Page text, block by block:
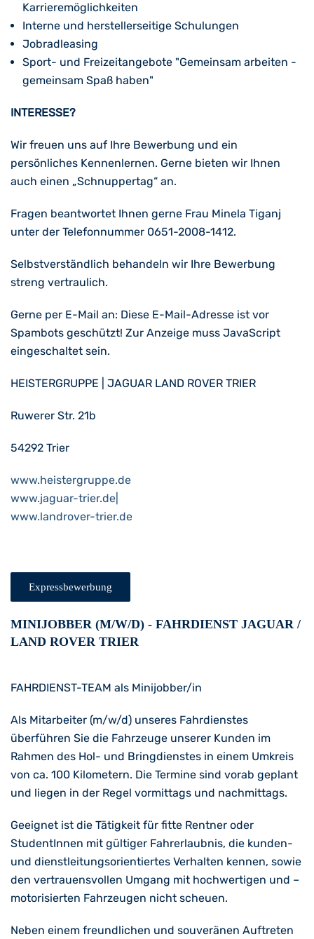
Karrieremöglichkeiten
Interne und herstellerseitige Schulungen
Jobradleasing
Sport- und Freizeitangebote "Gemeinsam arbeiten -
gemeinsam Spaß haben"
INTERESSE?
Wir freuen uns auf Ihre Bewerbung und ein
persönliches Kennenlernen. Gerne bieten wir Ihnen
auch einen „Schnuppertag“ an.
Fragen beantwortet Ihnen gerne Frau Minela Tiganj
unter der Telefonnummer 0651-2008-1412.
Selbstverständlich behandeln wir Ihre Bewerbung
streng vertraulich.
Gerne per E-Mail an: Diese E-Mail-Adresse ist vor
Spambots geschützt! Zur Anzeige muss JavaScript
eingeschaltet sein.
HEISTERGRUPPE | JAGUAR LAND ROVER TRIER
Ruwerer Str. 21b
54292 Trier
www.heistergruppe.de
www.jaguar-trier.de|
www.landrover-trier.de
Expressbewerbung
MINIJOBBER (M/W/D) - FAHRDIENST JAGUAR /
LAND ROVER TRIER
FAHRDIENST-TEAM als Minijobber/in
Als Mitarbeiter (m/w/d) unseres Fahrdienstes
überführen Sie die Fahrzeuge unserer Kunden im
Rahmen des Hol- und Bringdienstes in einem Umkreis
von ca. 100 Kilometern. Die Termine sind vorab geplant
und liegen in der Regel vormittags und nachmittags.
Geeignet ist die Tätigkeit für fitte Rentner oder
StudentInnen mit gültiger Fahrerlaubnis, die kunden-
und dienstleitungsorientiertes Verhalten kennen, sowie
den vertrauensvollen Umgang mit hochwertigen und –
motorisierten Fahrzeugen nicht scheuen.
Neben einem freundlichen und souveränen Auftreten